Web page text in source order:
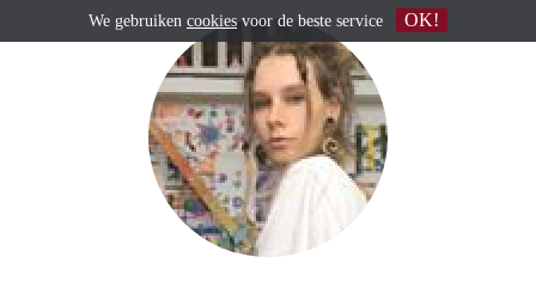
We gebruiken cookies voor de beste service OK!